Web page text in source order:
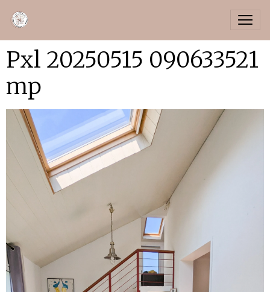
Pxl 20250515 090633521
mp